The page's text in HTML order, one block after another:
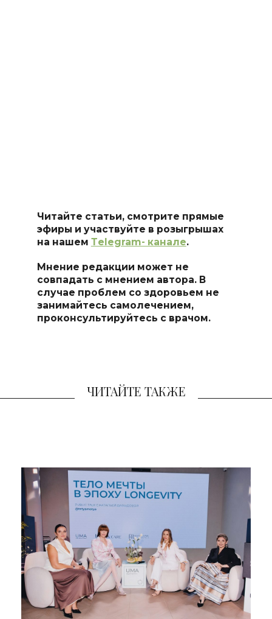
Читайте статьи, смотрите прямые
эфиры и участвуйте в розыгрышах
на нашем Тelegram- канале.
Мнение редакции может не
совпадать с мнением автора. В
случае проблем со здоровьем не
занимайтесь самолечением,
проконсультируйтесь с врачом.
ЧИТАЙТЕ ТАКЖЕ